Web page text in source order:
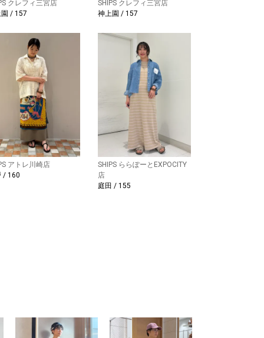
クレフィ三宮店
/ 157
SHIPS クレフィ三宮店
神上園 / 157
アトレ川崎店
/ 160
SHIPS ららぽーとEXPOCITY
店
庭田 / 155